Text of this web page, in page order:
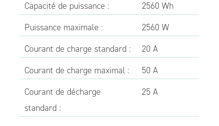
Capacité de puissance :
2560 Wh
Puissance maximale :
2560 W
Courant de charge standard :
20 A
Courant de charge maximal :
50 A
Courant de décharge
standard :
25 A